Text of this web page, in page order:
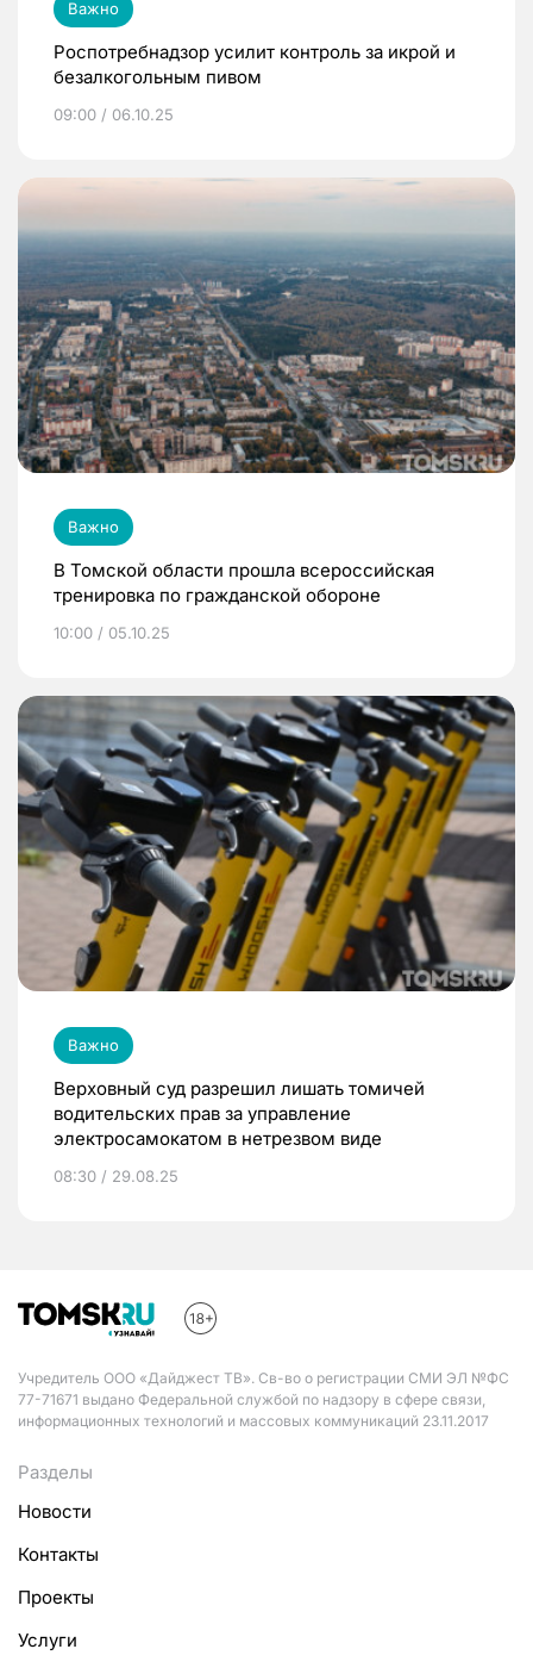
Важно
Роспотребнадзор усилит контроль за икрой и
безалкогольным пивом
09:00 / 06.10.25
Важно
В Томской области прошла всероссийская
тренировка по гражданской обороне
10:00 / 05.10.25
Важно
Верховный суд разрешил лишать томичей
водительских прав за управление
электросамокатом в нетрезвом виде
08:30 / 29.08.25
Учредитель ООО «Дайджест ТВ». Св-во о регистрации СМИ ЭЛ №ФС
77-71671 выдано Федеральной службой по надзору в сфере связи,
информационных технологий и массовых коммуникаций 23.11.2017
Разделы
Новости
Контакты
Проекты
Услуги